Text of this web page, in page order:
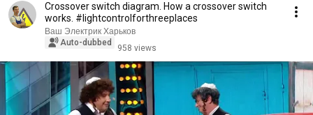
Crossover switch diagram. How a crossover switch
works. #lightcontrolforthreeplaces
Ваш Электрик Харьков
Auto-dubbed
958 views